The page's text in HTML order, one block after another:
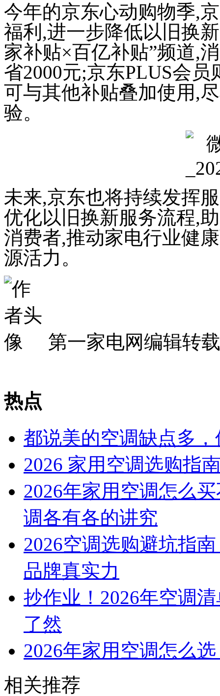
今年的京东心动购物季,
福利,进一步降低以旧换
家补贴×百亿补贴”频道,
省2000元;京东PLUS会员
可与其他补贴叠加使用,
验。
未来,京东也将持续发挥
优化以旧换新服务流程,
消费者,推动家电行业健
源活力 。
第一家电网编辑转载
热点
都说美的空调缺点多
2026 家用空调选购指
2026年家用空调怎么
调各有各的讲究
2026空调选购避坑指
品牌真实力
抄作业！2026年空调
了然
2026年家用空调怎么
相关推荐